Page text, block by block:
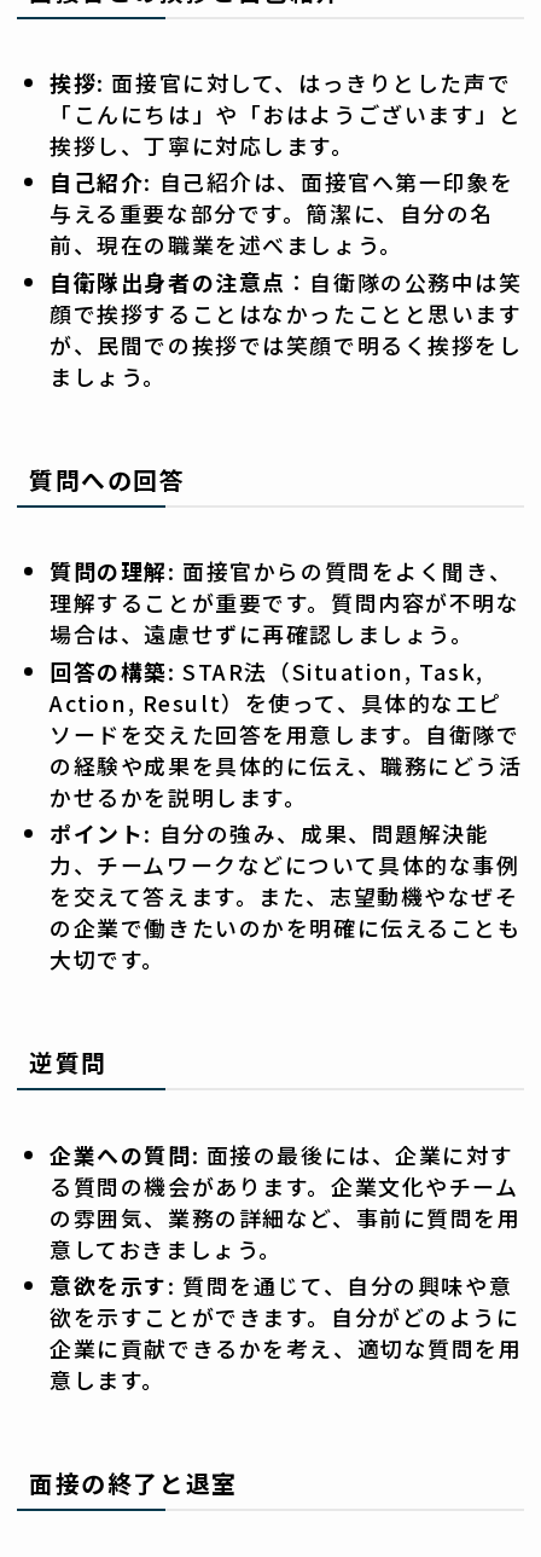
挨拶: 面接官に対して、はっきりとした声で
「こんにちは」や「おはようございます」と
挨拶し、丁寧に対応します。
自己紹介: 自己紹介は、面接官へ第一印象を
与える重要な部分です。簡潔に、自分の名
前、現在の職業を述べましょう。
自衛隊出身者の注意点 ：自衛隊の公務中は笑
顔で挨拶することはなかったことと思います
が、民間での挨拶では笑顔で明るく挨拶をし
ましょう。
質問への回答
質問の理解: 面接官からの質問をよく聞き、
理解することが重要です。質問内容が不明な
場合は、遠慮せずに再確認しましょう。
回答の構築: STAR法（Situation, Task,
Action, Result）を使って、具体的なエピ
ソードを交えた回答を用意します。自衛隊で
の経験や成果を具体的に伝え、職務にどう活
かせるかを説明します。
ポイント: 自分の強み、成果、問題解決能
力、チームワークなどについて具体的な事例
を交えて答えます。また、志望動機やなぜそ
の企業で働きたいのかを明確に伝えることも
大切です。
逆質問
企業への質問: 面接の最後には、企業に対す
る質問の機会があります。企業文化やチーム
の雰囲気、業務の詳細など、事前に質問を用
意しておきましょう。
意欲を示す: 質問を通じて、自分の興味や意
欲を示すことができます。自分がどのように
企業に貢献できるかを考え、適切な質問を用
意します。
面接の終了と退室